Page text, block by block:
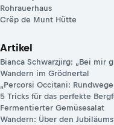
Rohrauerhaus
Crëp de Munt Hütte
Artikel
Bianca Schwarzjirg: „Bei mir
Wandern im Grödnertal
„Percorsi Occitani:
5 Tricks für das perfekte
Fermentierter Gemüsesalat
Wandern: Über den